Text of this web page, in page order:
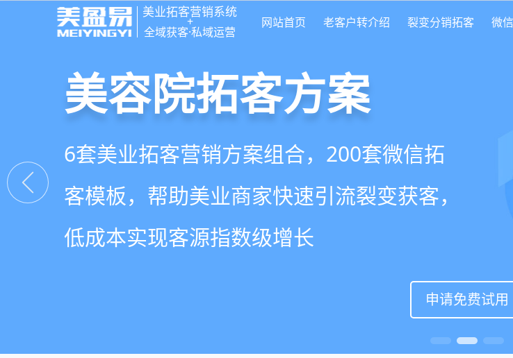
美业拓客营销系统
+
全域获客·私域运营
网站首页 老客户转介绍 裂变分销拓客 微
美业拓客，就用美盈易
美业全域引流获客+私域运营增长方案，一站式解
决美业门店拓、留、锁、升难题
申请免费试用
美容院拓客方案
6套美业拓客营销方案组合，200套微信拓
客模板，帮助美业商家快速引流裂变获客，
低成本实现客源指数级增长
申请免费试用
美业私域运营scrm
从拉新、转化、复购到裂变转介绍面面俱
到，赋能美容顾问销售，实现客户、业绩
持续增长
申请免费试用